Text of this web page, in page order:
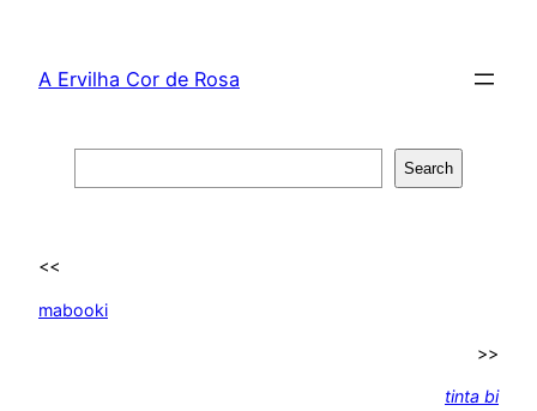
content
A Ervilha Cor de Rosa
Search
<<
mabooki
>>
tinta bi